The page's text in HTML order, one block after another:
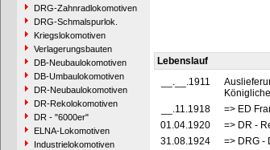
DRG-Zahnradlokomotiven
DRG-Schmalspurlok.
Kriegslokomotiven
Verlagerungsbauten
DB-Neubaulokomotiven
DB-Umbaulokomotiven
DR-Neubaulokomotiven
DR-Rekolokomotiven
DR - "6000er"
ELNA-Lokomotiven
Industrielokomotiven
Lebenslauf
__.__.1911
__.11.1918
=> ED
01.04.1920
=> DR -
31.08.1924
=> DRG -